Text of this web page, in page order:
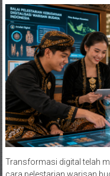
Transformasi digital telah
cara pelestarian warisan